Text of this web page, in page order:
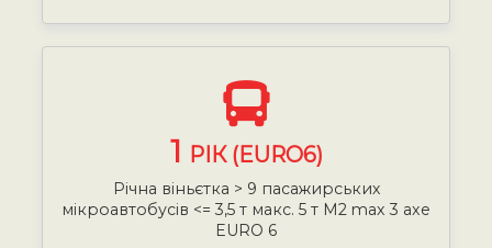
1 РІК (EURO6)
Річна віньєтка > 9 пасажирських
мікроавтобусів <= 3,5 т макс. 5 т М2 max 3 axe
EURO 6